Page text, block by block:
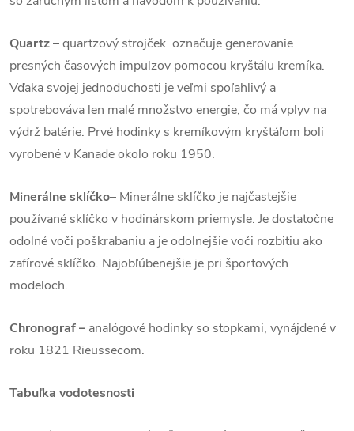
Quartz–quartzový strojček označuje generovanie
presných časových impulzov pomocou kryštálu kremíka.
Vďaka svojej jednoduchosti je veľmi spoľahlivý a
spotrebováva len malé množstvo energie, čo má vplyv na
výdrž batérie. Prvé hodinky s kremíkovým kryštáľom boli
vyrobené v Kanade okolo roku 1950.
Minerálne sklíčko– Minerálne sklíčko je najčastejšie
používané sklíčko v hodinárskom priemysle. Je dostatočne
odolné voči poškrabaniu a je odolnejšie voči rozbitiu ako
zafírové sklíčko. Najobľúbenejšie je pri športových
modeloch.
Chronograf – analógové hodinky so stopkami, vynájdené v
roku 1821 Rieussecom.
Tabuľka vodotesnosti